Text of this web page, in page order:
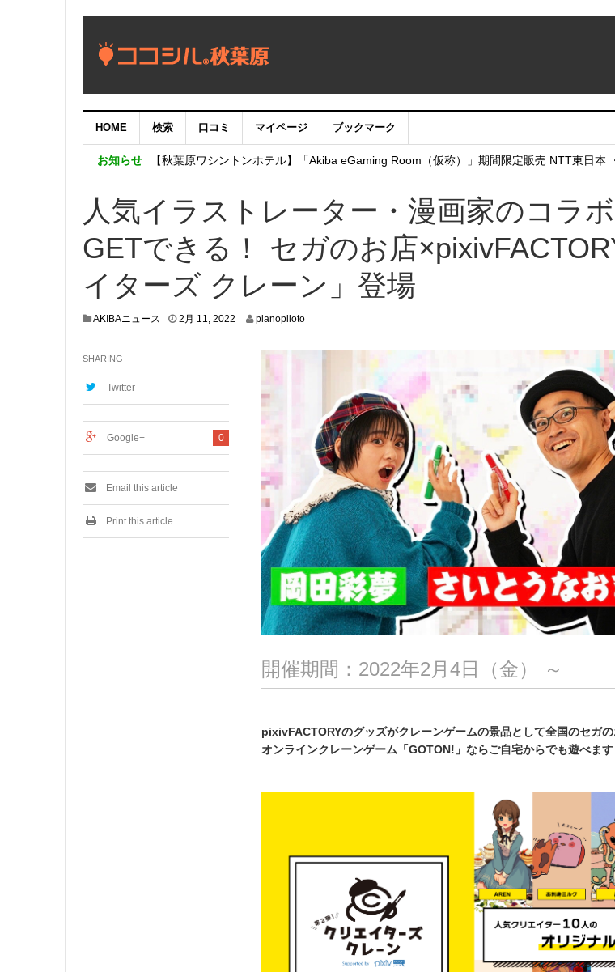
HOME 検索 口コミ マイページ ブックマーク
お知らせ
【重要：9月5日（火）22時】ココシル：アカウントサービス移行のお知らせ
【秋葉原ワシントンホテル】「Akiba eGaming Room（仮称）」期間限定販売 NTT東日本
人気イラストレーター・漫画家のコラ
GETできる！ セガのお店
イターズ クレーン」登場
AKIBAニュース 2月 11, 2022 planopiloto
開催期間：2022年2月4日（金） ～
pixivFACTORYのグッズがクレーンゲームの景品として全国のセガの
オンラインクレーンゲーム「GOTON!」ならご自宅からでも遊べます
SHARING
Twitter
0
Google+
Email this article
Print this article